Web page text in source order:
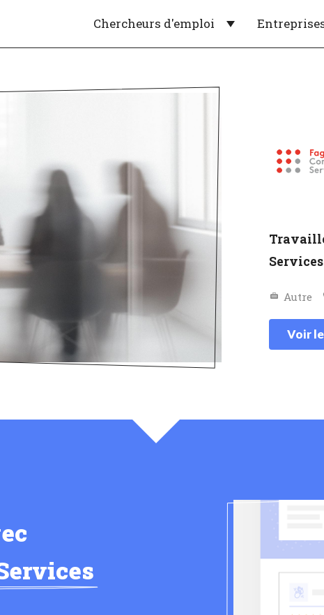
Chercheurs d'emploi
Services
Autre
Voir